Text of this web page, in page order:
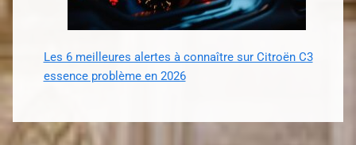
Les 6 meilleures alertes à connaître sur Citroën C3
essence problème en 2026